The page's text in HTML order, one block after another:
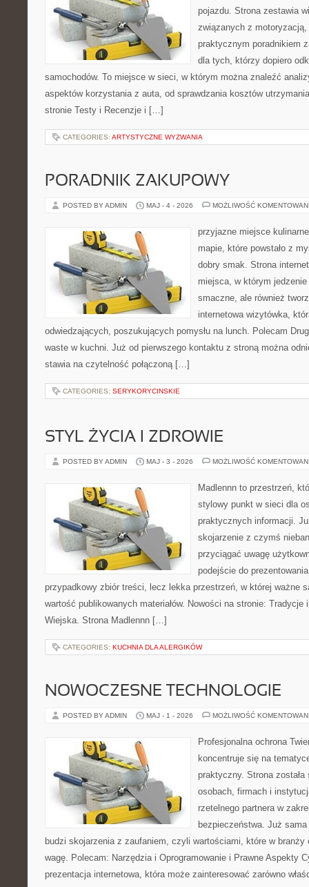
pojazdu. Strona zestawia
związanych z
praktycznym poradnikiem
dla tych, którzy dopiero
samochodów. To miejsce w sieci, w którym można znaleźć
aspektów korzystania z auta, od sprawdzania kosztów
stronie Testy i Recenzje i […]
CATEGORIES: ARTYSTYCZNE WYZWANIA
PORADNIK ZAKUPOWY
POSTED BY ADMIN MAJ - 4 - 2026 MOŻLIWOŚĆ
przyjazne miejsce
mapie, które powstało z
dobry smak. Strona
miejsca, w którym
smaczne, ale również
internetowa wizytówka,
odwiedzających, poszukujących pomysłu na lunch. Polecam
waste w kuchni. Już od pierwszego kontaktu z stroną można
stawia na czytelność połączoną […]
CATEGORIES: SERYKORYCINSKIE
STYL ŻYCIA I ZDROWIE
POSTED BY ADMIN MAJ - 3 - 2026 MOŻLIWOŚĆ
Madlennn to przestrzeń,
stylowy punkt w sieci dla
praktycznych informacji.
skojarzenie z czymś
przyciągać uwagę
podejście do
przypadkowy zbiór treści, lecz lekka przestrzeń, w której ważne
wartość publikowanych materiałów. Nowości na stronie: Tradycje
Wiejska. Strona Madlennn […]
CATEGORIES: KUCHNIA DLA ALERGIKÓW
NOWOCZESNE TECHNOLOGIE
POSTED BY ADMIN MAJ - 1 - 2026 MOŻLIWOŚĆ
Profesjonalna ochrona
koncentruje się na
praktyczny. Strona
osobach, firmach i
rzetelnego partnera w
bezpieczeństwa. Już
budzi skojarzenia z zaufaniem, czyli wartościami, które w branży
wagę. Polecam: Narzędzia i Oprogramowanie i Prawne Aspekty
prezentacja internetowa, która może zainteresować zarówno